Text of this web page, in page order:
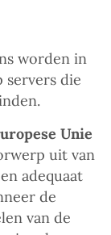
worden in
servers die
Unie
uit van
adequaat
de
van de